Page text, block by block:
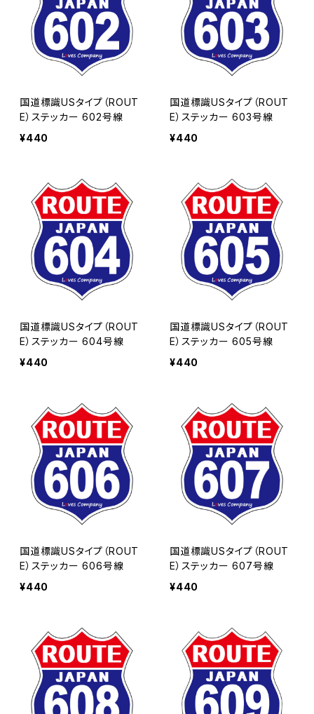
国道標識USタイプ（ROUT
E）ステッカー 602号線
¥440
国道標識USタイプ（ROUT
E）ステッカー 603号線
¥440
国道標識USタイプ（ROUT
E）ステッカー 604号線
¥440
国道標識USタイプ（ROUT
E）ステッカー 605号線
¥440
国道標識USタイプ（ROUT
E）ステッカー 606号線
¥440
国道標識USタイプ（ROUT
E）ステッカー 607号線
¥440